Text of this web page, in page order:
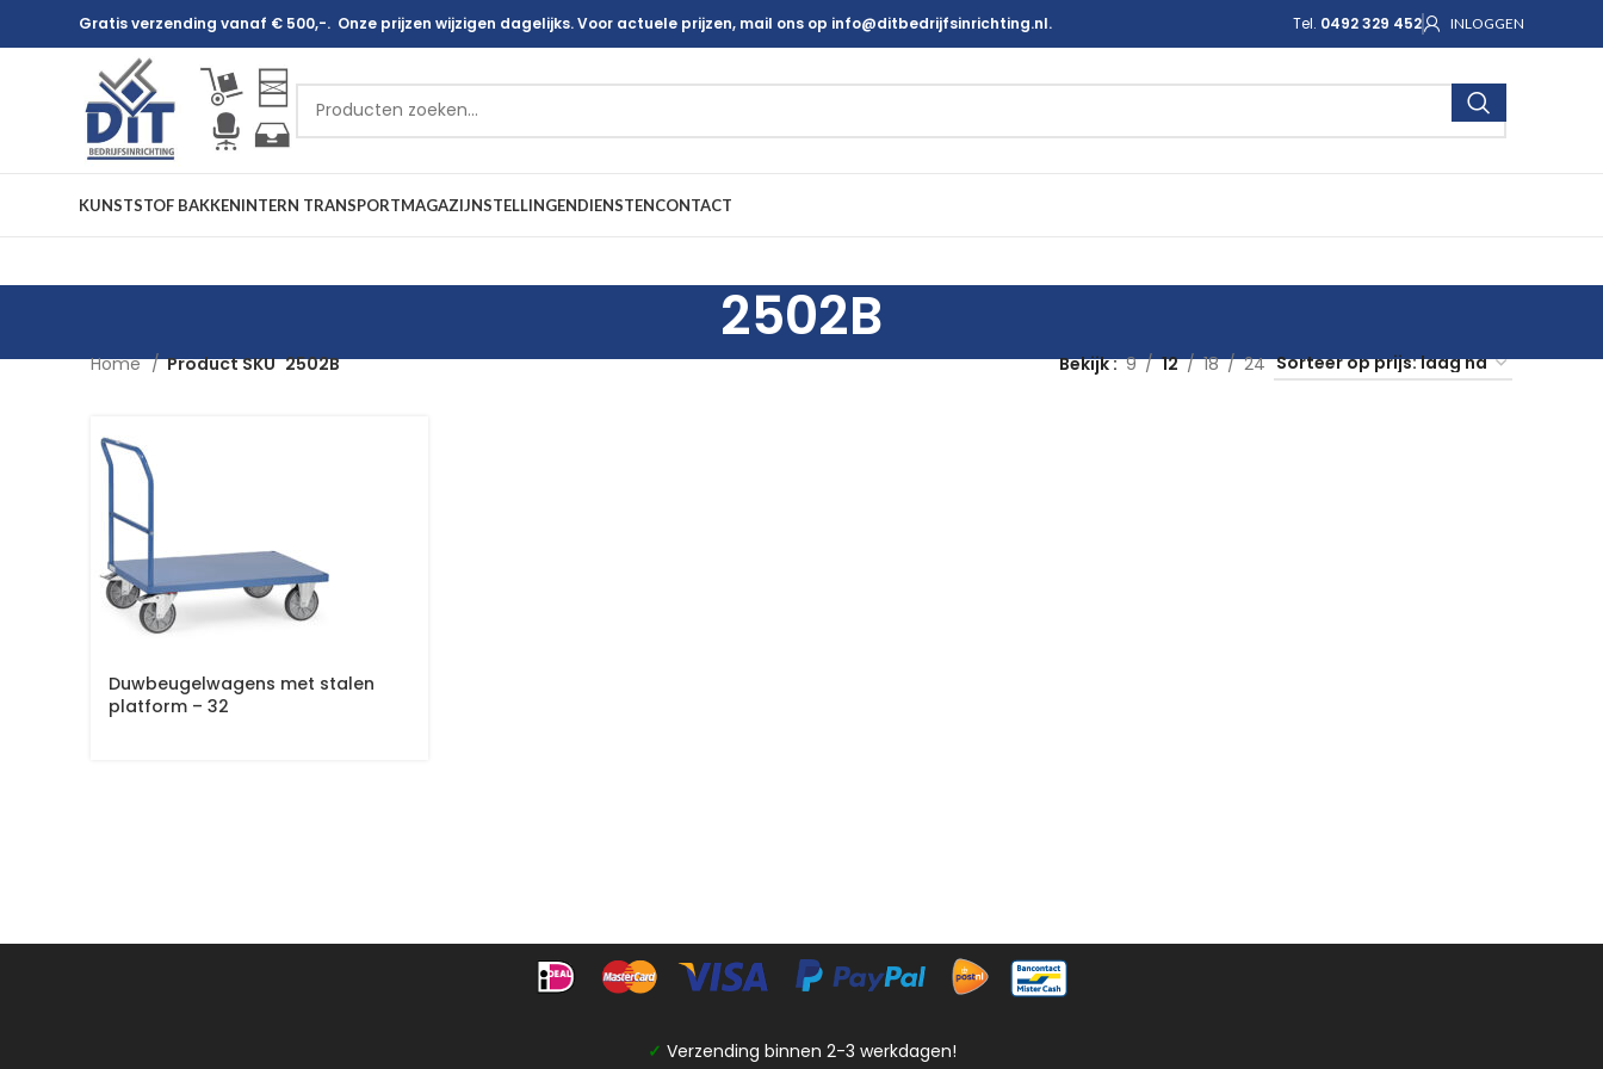
Gratis verzending vanaf € 500,-. Onze prijzen wijzigen dagelijks. Voor actuele prijzen, mail ons op info@ditbedrijfsinrichting.nl. Tel. 0492 329 452 INLOGGEN
KUNSTSTOF BAKKENINTERN TRANSPORTMAGAZIJNSTELLINGENDIENSTENCONTACT
2502B
Home Product SKU 2502B Bekijk 9 12 18 24
Duwbeugelwagens met stalen
platform – 32
✓ Verzending binnen 2-3 werkdagen!